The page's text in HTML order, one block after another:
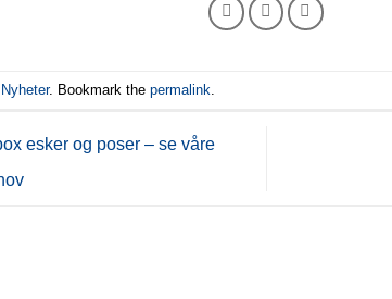
Nyheter. Bookmark the permalink
esker og poser – se våre